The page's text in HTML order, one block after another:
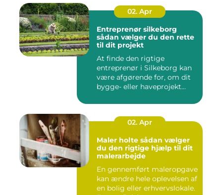
02. Apr
Entreprenør silkeborg
sådan vælger du den rette
til dit projekt
At finde den rigtige
entreprenør i Silkeborg kan
være afgørende for, om dit
bygge- eller haveprojekt...
02. Apr
Maler holte sådan vælger
du den rigtige hjælp til dit
malerarbejde
En gennemført maleropgave
kan ændre hele oplevelsen af
en bolig eller erhvervslokale.